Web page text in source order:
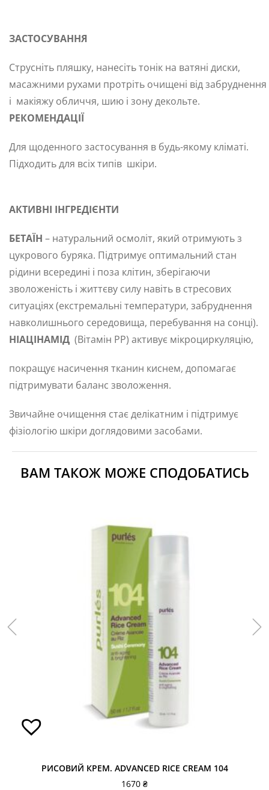
ЗАСТОСУВАННЯ
Струсніть пляшку, нанесіть тонік на ватяні диски,
масажними рухами протріть очищені від забруднення
і макіяжу обличчя, шию і зону декольте.
РЕКОМЕНДАЦІЇ
Для щоденного застосування в будь-якому кліматі.
Підходить для всіх типів шкіри.
АКТИВНІ ІНГРЕДІЄНТИ
БЕТАЇН – натуральний осмоліт, який отримують з
цукрового буряка. Підтримує оптимальний стан
рідини всередині і поза клітин, зберігаючи
зволоженість і життєву силу навіть в стресових
ситуаціях (екстремальні температури, забруднення
навколишнього середовища, перебування на сонці).
НІАЦІНАМІД (Вітамін РР) активує мікроциркуляцію,
покращує насичення тканин киснем, допомагає
підтримувати баланс зволоження.
Звичайне очищення стає делікатним і підтримує
фізіологію шкіри доглядовими засобами.
ВАМ ТАКОЖ МОЖЕ СПОДОБАТИСЬ
РИСОВИЙ КРЕМ. ADVANCED RICE CREAM 104
1670 ₴